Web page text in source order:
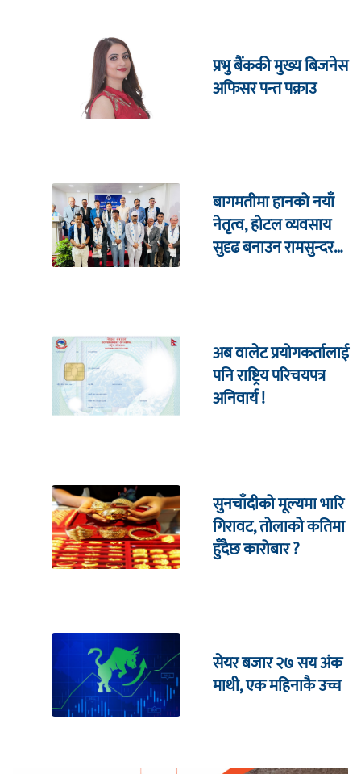
प्रभु बैंककी मुख्य बिजनेस
अफिसर पन्त पक्राउ
बागमतीमा हानको नयाँ
नेतृत्व, होटल व्यवसाय
सुदृढ बनाउन रामसुन्दर
अब वालेट प्रयोगकर्तालाई
पनि राष्ट्रिय परिचयपत्र
अनिवार्य !
सुनचाँदीको मूल्यमा भारि
गिरावट, तोलाको कतिमा
हुँदैछ कारोबार ?
सेयर बजार २७ सय अंक
माथी, एक महिनाकै उच्च